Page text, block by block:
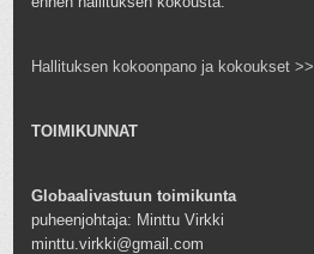
Hallituksen kokoonpano ja kokoukset >>
TOIMIKUNNAT
Globaalivastuun toimikunta
puheenjohtaja: Minttu Virkki
minttu.virkki@gmail.com